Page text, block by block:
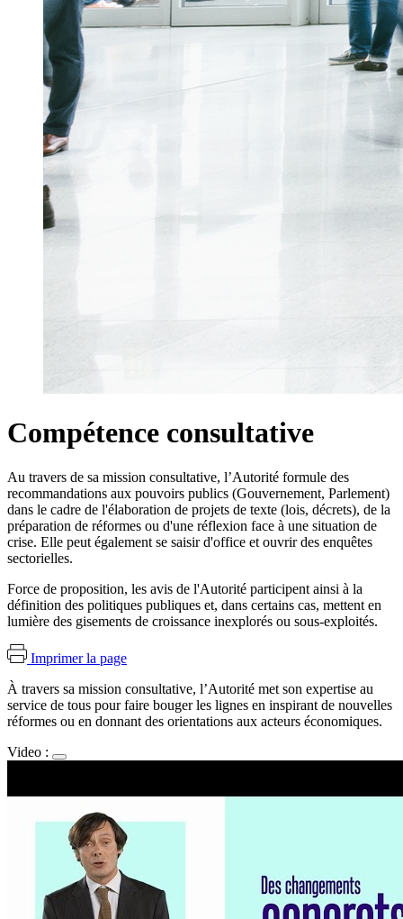
Compétence consultative
Au travers de sa mission consultative, l’Autorité formule des
recommandations aux pouvoirs publics (Gouvernement, Parlement)
dans le cadre de l'élaboration de projets de texte (lois, décrets), de la
préparation de réformes ou d'une réflexion face à une situation de
crise. Elle peut également se saisir d'office et ouvrir des enquêtes
sectorielles.
Force de proposition, les avis de l'Autorité participent ainsi à la
définition des politiques publiques et, dans certains cas, mettent en
lumière des gisements de croissance inexplorés ou sous-exploités.
Imprimer la page
À travers sa mission consultative, l’Autorité met son expertise au
service de tous pour faire bouger les lignes en inspirant de nouvelles
réformes ou en donnant des orientations aux acteurs économiques.
Video :